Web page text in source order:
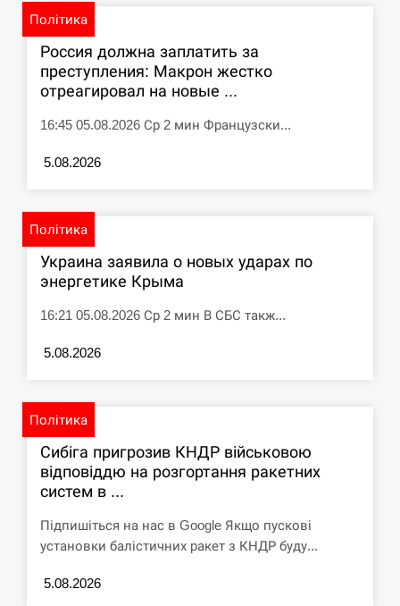
Політика
Россия должна заплатить за
преступления: Макрон жестко
отреагировал на новые ...
16:45 05.08.2026 Ср 2 мин Французски...
5.08.2026
Політика
Украина заявила о новых ударах по
энергетике Крыма
16:21 05.08.2026 Ср 2 мин В СБС такж...
5.08.2026
Політика
Сибіга пригрозив КНДР військовою
відповіддю на розгортання ракетних
систем в ...
Підпишіться на нас в Google Якщо пускові
установки балістичних ракет з КНДР буду...
5.08.2026